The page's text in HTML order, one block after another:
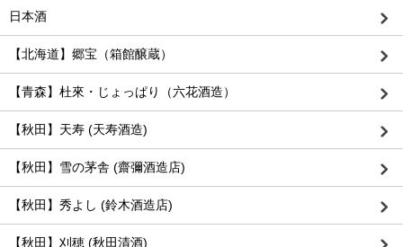
日本酒
【北海道】郷宝（箱館醸蔵）
【青森】杜來・じょっぱり（六花酒造）
【秋田】天寿 (天寿酒造)
【秋田】雪の茅舎 (齋彌酒造店)
【秋田】秀よし (鈴木酒造店)
【秋田】刈穂 (秋田清酒)